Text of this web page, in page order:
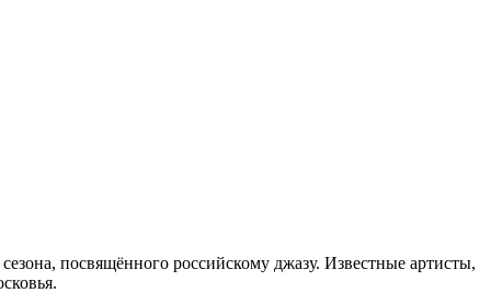
посвящённого российскому джазу. Известные артисты,